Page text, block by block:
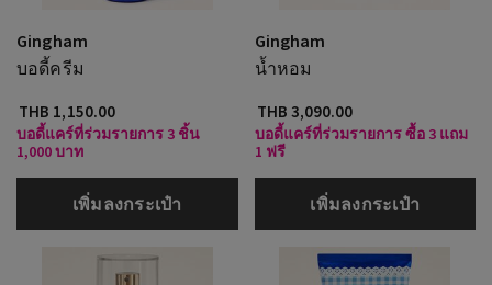
Gingham
บอดี้ครีม
THB 1,150.00
บอดี้แคร์ที่ร่วมรายการ 3 ชิ้น
1,000 บาท
เพิ่มลงกระเป๋า
Gingham
น้ำหอม
THB 3,090.00
บอดี้แคร์ที่ร่วมรายการ ซื้อ 3 แถม
1 ฟรี
เพิ่มลงกระเป๋า